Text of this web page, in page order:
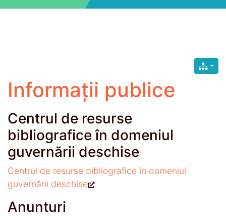
Informații publice
Centrul de resurse
bibliografice în domeniul
guvernării deschise
Centrul de resurse bibliografice în domeniul
guvernării deschise
Anunturi